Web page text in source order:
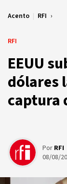
Acento | RFI
RFI
EEUU
dólares
captura
Por RFI
08/08/